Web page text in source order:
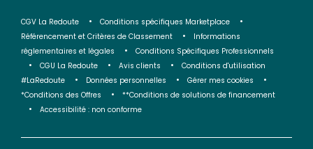
CGV La Redoute
Conditions spécifiques Marketplace
Référencement et Critères de Classement
Informations
réglementaires et légales
Conditions Spécifiques Professionnels
CGU La Redoute
Avis clients
Conditions d'utilisation
#LaRedoute
Données personnelles
Gérer mes cookies
*Conditions des Offres
**Conditions de solutions de financement
Accessibilité : non conforme